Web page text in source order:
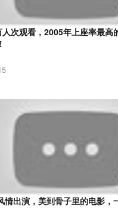
人次观看，2005年上座率最
情出演，美到骨子里的电影，